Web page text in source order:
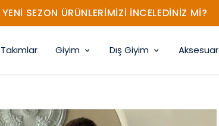
YENİ SEZON ÜRÜNLERİMİZİ İNCELEDİNİZ Mİ?
Takımlar Giyim Dış Giyim Aksesuar